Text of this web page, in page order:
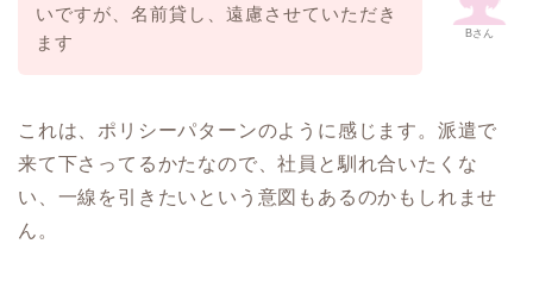
Bさん
いですが、名前貸し、遠慮させていただき
ます
これは、ポリシーパターンのように感じます。派遣で
来て下さってるかたなので、社員と馴れ合いたくな
い、一線を引きたいという意図もあるのかもしれませ
ん。